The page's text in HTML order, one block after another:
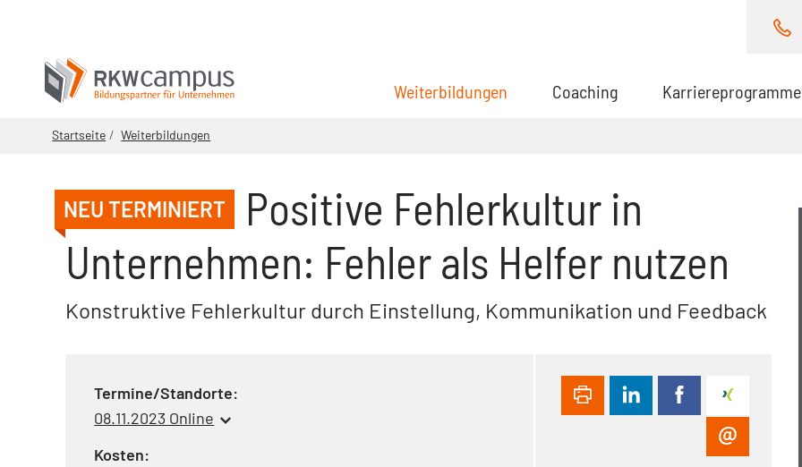
Weiterbildungen (aktuell)Coaching Karriereprogramme
Startseite Weiterbildungen
NEU TERMINIERT
Positive Fehlerkultur in
Unternehmen: Fehler als Helfer nutzen
Konstruktive Fehlerkultur durch Einstellung, Kommunikation und Feedback
Termine/Standorte:
08.11.2023 Online
Kosten: